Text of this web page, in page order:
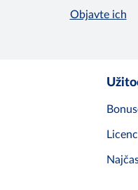
Objavte ich